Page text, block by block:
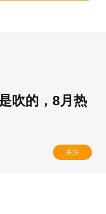
吹的，8月热
关注